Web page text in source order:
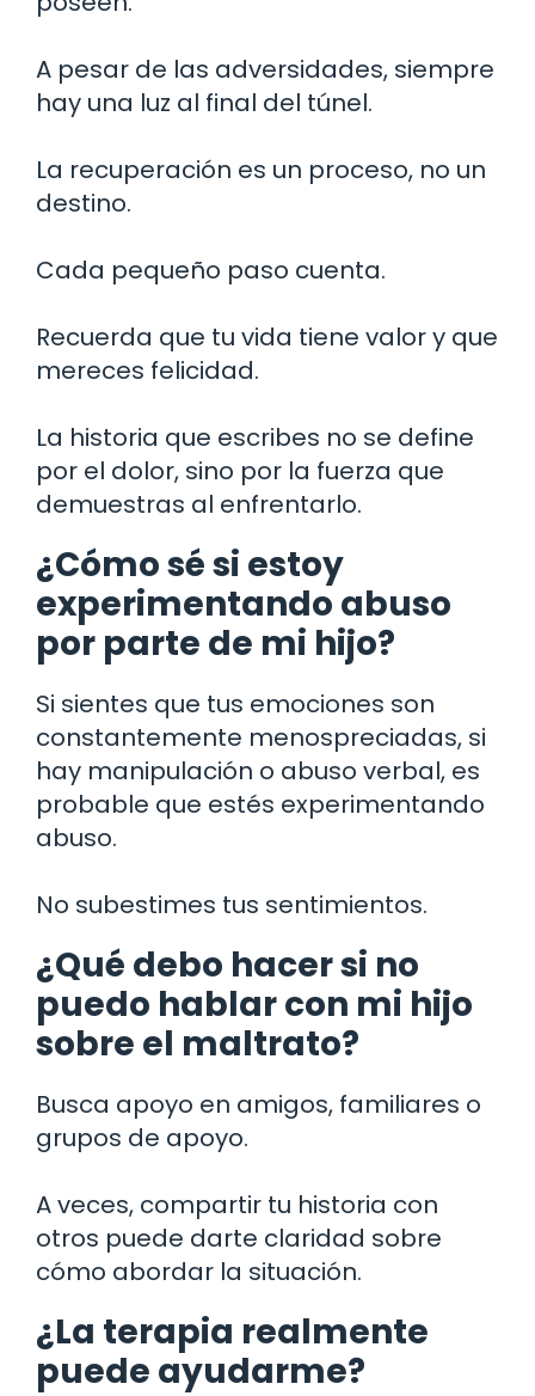
A pesar de las adversidades, siempre
hay una luz al final del túnel.
La recuperación es un proceso, no un
destino.
Cada pequeño paso cuenta.
Recuerda que tu vida tiene valor y que
mereces felicidad.
La historia que escribes no se define
por el dolor, sino por la fuerza que
demuestras al enfrentarlo.
¿Cómo sé si estoy
experimentando abuso
por parte de mi hijo?
Si sientes que tus emociones son
constantemente menospreciadas, si
hay manipulación o abuso verbal, es
probable que estés experimentando
abuso.
No subestimes tus sentimientos.
¿Qué debo hacer si no
puedo hablar con mi hijo
sobre el maltrato?
Busca apoyo en amigos, familiares o
grupos de apoyo.
A veces, compartir tu historia con
otros puede darte claridad sobre
cómo abordar la situación.
¿La terapia realmente
puede ayudarme?